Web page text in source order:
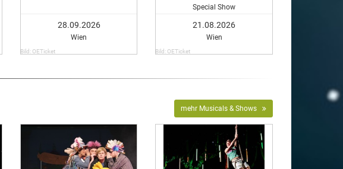
28.09.2026
Wien
Bild: OETicket
Special Show
21.08.2026
Wien
Bild: OETicket
mehr Musicals & Shows